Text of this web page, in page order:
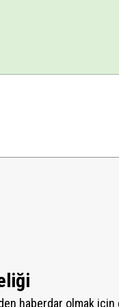
haberdar olmak